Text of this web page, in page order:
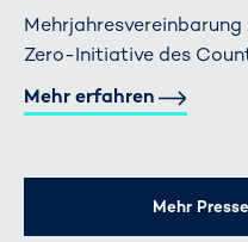
Zero-Initiative des
Mehr erfahren
Mehr